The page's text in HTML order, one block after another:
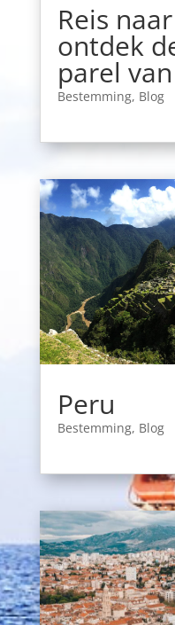
Reis
ontdek
parel
Bestemming, Blog
Peru
Bestemming, Blog